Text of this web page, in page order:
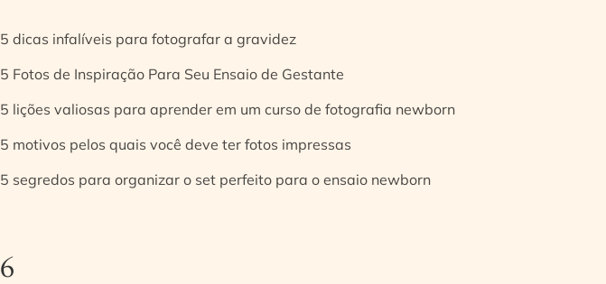
5 dicas infalíveis para fotografar a gravidez
5 Fotos de Inspiração Para Seu Ensaio de Gestante
5 lições valiosas para aprender em um curso de fotografia newborn
5 motivos pelos quais você deve ter fotos impressas
5 segredos para organizar o set perfeito para o ensaio newborn
6